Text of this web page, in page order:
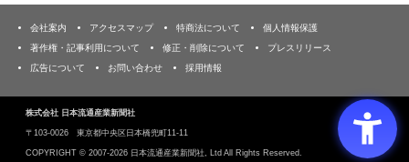
会社案内 アクセスマップ 特商法について
個人情報保護
著作権・記事利用について
修正・削除について
プレスリリース
広告について
お問い合わせ 採用情報
株式会社 日本流通産業新聞社
〒103‐0026 東京都中央区日本橋兜町11-11
COPYRIGHT © 2007-2026 日本流通産業新聞社, Ltd All Rights Reserved.